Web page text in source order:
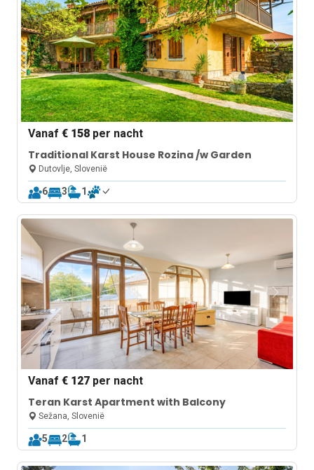
Vanaf€ 158 per nacht
Traditional Karst House Rozina /w Garden
Dutovlje, Slovenië
6 3 1
Vanaf€ 127 per nacht
Teran Karst Apartment with Balcony
Sežana, Slovenië
5 2 1